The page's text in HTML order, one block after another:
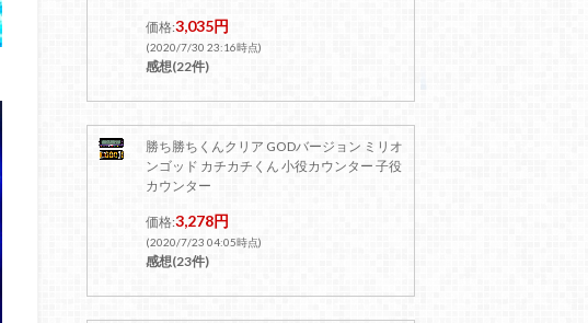
価格:3,035円
(2020/7/30 23:16時点)
感想(22件)
勝ち勝ちくんクリア GODバージョン ミリオ
ンゴッド カチカチくん 小役カウンター 子役
カウンター
価格:3,278円
(2020/7/23 04:05時点)
感想(23件)